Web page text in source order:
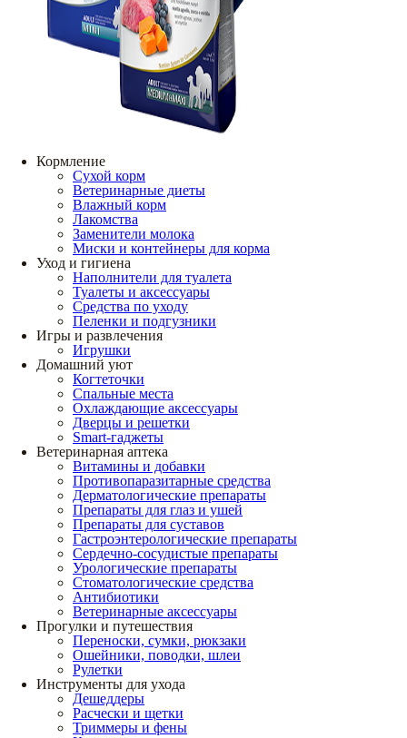
Кормление
Сухой корм
Ветеринарные диеты
Влажный корм
Лакомства
Заменители молока
Миски и контейнеры для корма
Уход и гигиена
Наполнители для туалета
Туалеты и аксессуары
Средства по уходу
Пеленки и подгузники
Игры и развлечения
Игрушки
Домашний уют
Когтеточки
Спальные места
Охлаждающие аксессуары
Дверцы и решетки
Smart-гаджеты
Ветеринарная аптека
Витамины и добавки
Противопаразитарные средства
Дерматологические препараты
Препараты для глаз и ушей
Препараты для суставов
Гастроэнтерологические препараты
Сердечно-сосудистые препараты
Урологические препараты
Стоматологические средства
Антибиотики
Ветеринарные аксессуары
Прогулки и путешествия
Переноски, сумки, рюкзаки
Ошейники, поводки, шлеи
Рулетки
Инструменты для ухода
Дешеддеры
Расчески и щетки
Триммеры и фены